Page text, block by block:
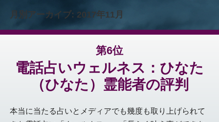
月別アーカイブ: 2017年11月
第6位
電話占いウェルネス：ひなた
（ひなた）霊能者の評判
本当に当たる占いとメディアでも幾度も取り上げられて